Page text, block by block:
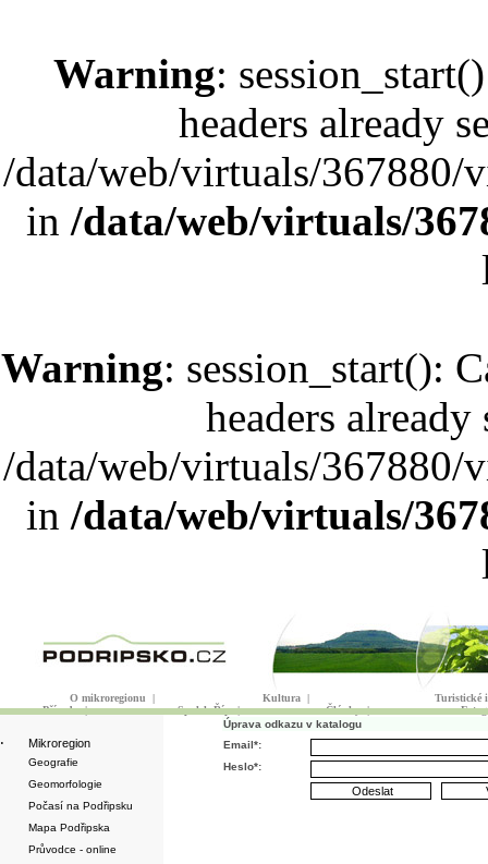
Warning:
headers already
/data/web/virtuals/
in /data/web/virtuals/
Warning: session_start():
headers
/data/web/virtuals/
in /data/web/virtuals/
O mikroregionu | Kultura |
Turistické
Příroda| Spolek Říp| Články|
· Mikroregion
Geografie
Geomorfologie
Počasí na Podřipsku
Mapa Podřipska
Průvodce - online
Úprava odkazu v katalogu
Email*:
Heslo*: